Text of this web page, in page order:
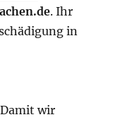
. Ihr
in
wir